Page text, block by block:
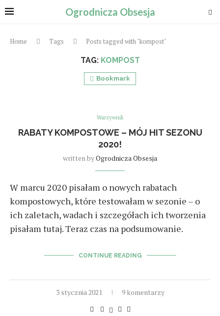
Ogrodnicza Obsesja
Home Tags Posts tagged with "kompost"
TAG: KOMPOST
Bookmark
Warzywnik
RABATY KOMPOSTOWE – MÓJ HIT SEZONU
2020!
written byOgrodnicza Obsesja
W marcu 2020 pisałam o nowych rabatach
kompostowych, które testowałam w sezonie – o
ich zaletach, wadach i szczegółach ich tworzenia
pisałam tutaj. Teraz czas na podsumowanie.
CONTINUE READING
3 stycznia 2021 9 komentarzy